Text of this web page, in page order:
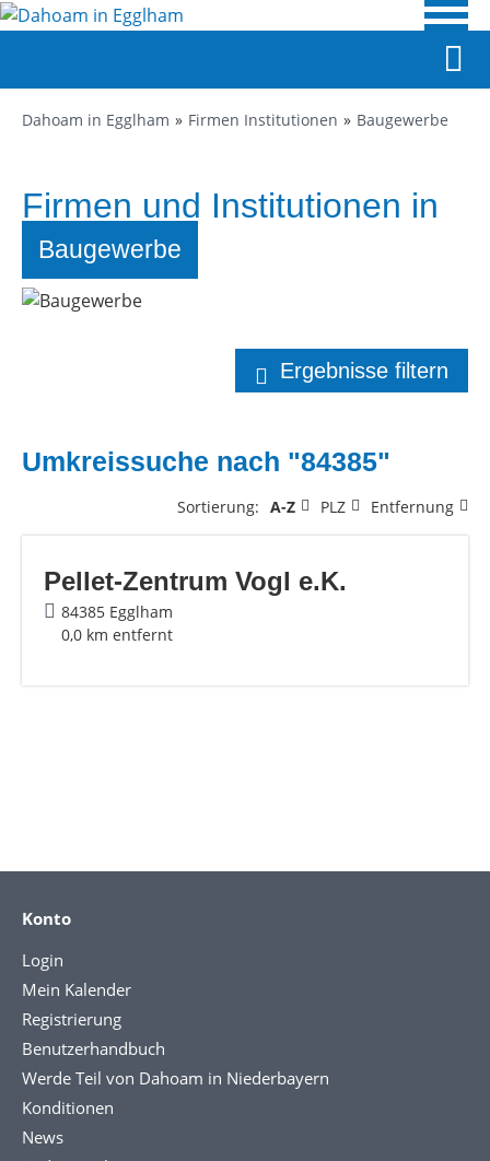
Dahoam in Egglham Firmen Institutionen Baugewerbe
Firmen und Institutionen in
Egglham
Baugewerbe
Ergebnisse filtern
Umkreissuche nach "84385"
Sortierung: A-Z PLZ Entfernung
Pellet-Zentrum Vogl e.K.
84385 Egglham
0,0 km entfernt
Konto
Login
Mein Kalender
Registrierung
Benutzerhandbuch
Werde Teil von Dahoam in Niederbayern
Konditionen
News